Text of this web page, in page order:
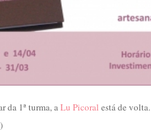
da 1ª turma, aLu Picoral está de volta.